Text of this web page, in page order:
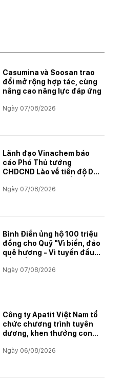
Casumina và Soosan trao
đổi mở rộng hợp tác, cùng
nâng cao năng lực đáp ứng
Ngày 07/08/2026
Lãnh đạo Vinachem báo
cáo Phó Thủ tướng
CHDCND Lào về tiến độ Dự
muối mỏ Kali
Ngày 07/08/2026
Bình Điền ủng hộ 100 triệu
đồng cho Quỹ "Vì biển, đảo
quê hương - Vì tuyến đầu
Ngày 07/08/2026
Công ty Apatit Việt Nam tổ
chức chương trình tuyên
dương, khen thưởng con
học tập xuất sắc năm học
Ngày 06/08/2026